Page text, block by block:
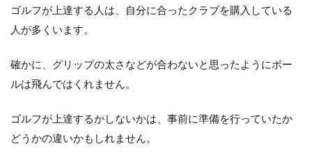
ゴルフが上達する人は、自分に合ったクラブを購入している
人が多くいます。
確かに、グリップの太さなどが合わないと思ったようにボー
ルは飛んではくれません。
ゴルフが上達するかしないかは、事前に準備を行っていたか
どうかの違いかもしれません。